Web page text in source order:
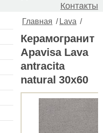
Контакты
Главная / Lava /
Керамогранит
Apavisa Lava
antracita
natural 30x60